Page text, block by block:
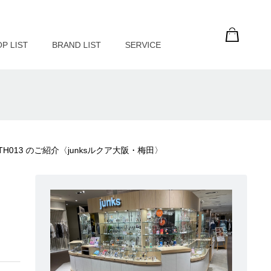
LIST BRAND LIST SERVICE
のご紹介〈junksルクア大阪・梅田〉